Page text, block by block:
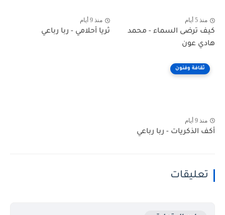
منذ 5 أيام
كيف ترضى السماء - محمد
هادي عون
منذ 9 أيام
ثريا أحلامي - ربا رباعي
ثقافة وفنون
منذ 9 أيام
أكف الذكريات - ربا رباعي
تعليقات